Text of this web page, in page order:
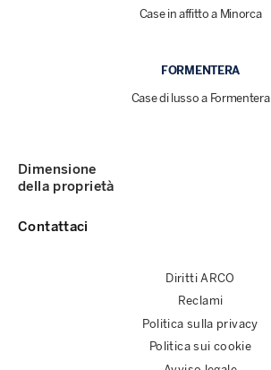
Case in affitto a Minorca
FORMENTERA
Case di lusso a Formentera
Contattaci
Dimensione
della proprietà
Diritti ARCO
Reclami
Politica sulla privacy
Politica sui cookie